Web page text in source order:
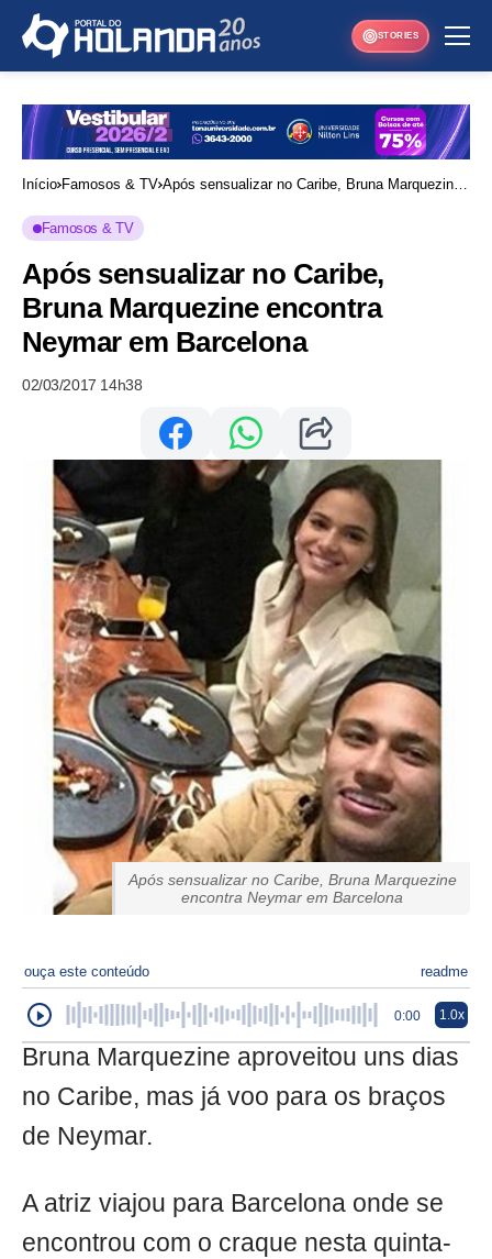
STORIES
Início Famosos & TV Após sensualizar no Caribe, Bruna Marquezine
Famosos & TV
Após sensualizar no Caribe,
Bruna Marquezine encontra
Neymar em Barcelona
02/03/2017 14h38
Após sensualizar no Caribe, Bruna Marquezine
encontra Neymar em Barcelona
ouça este conteúdo readme
0:00 1.0x
Bruna Marquezine aproveitou uns dias
no Caribe, mas já voo para os braços
de Neymar.
A atriz viajou para Barcelona onde se
encontrou com o craque nesta quinta-